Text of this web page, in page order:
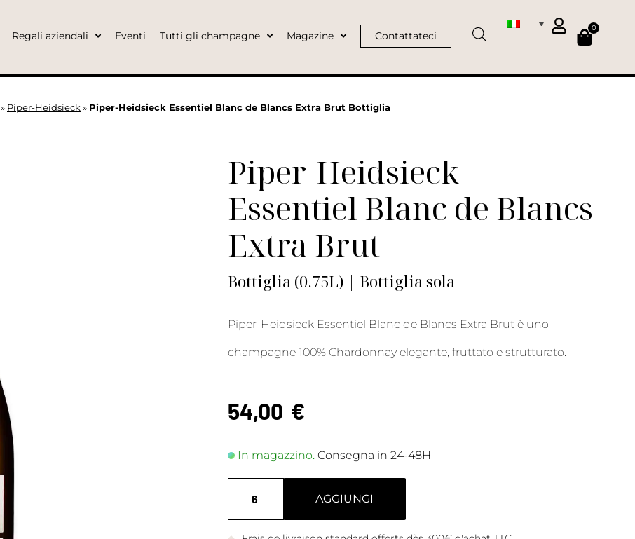
Regali aziendali Eventi Tutti gli champagne Magazine Contattateci
0
» Piper-Heidsieck » Piper-Heidsieck Essentiel Blanc de Blancs Extra Brut Bottiglia
Piper-Heidsieck
Essentiel Blanc de Blancs
Extra Brut
Bottiglia (0.75L) | Bottiglia sola
Piper-Heidsieck Essentiel Blanc de Blancs Extra Brut è uno
champagne 100% Chardonnay elegante, fruttato e strutturato.
54,00 €
In magazzino.Consegna in 24-48H
AGGIUNGI